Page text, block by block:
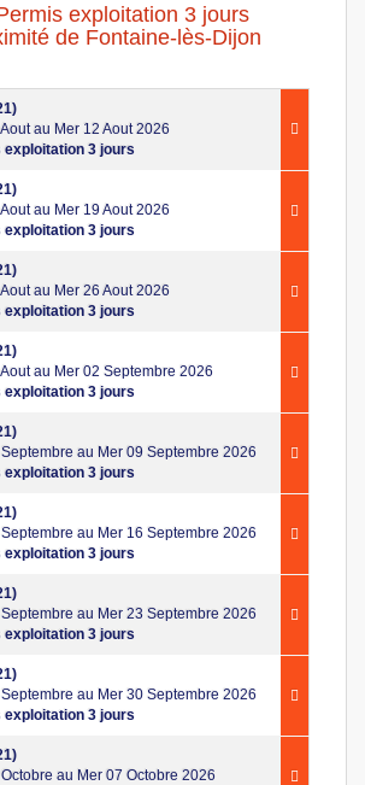
exploitation 3 jours
de Fontaine-lès-Dijon
au Mer 12 Aout 2026
exploitation 3 jours
au Mer 19 Aout 2026
exploitation 3 jours
au Mer 26 Aout 2026
exploitation 3 jours
au Mer 02 Septembre 2026
exploitation 3 jours
au Mer 09 Septembre 2026
exploitation 3 jours
au Mer 16 Septembre 2026
exploitation 3 jours
au Mer 23 Septembre 2026
exploitation 3 jours
au Mer 30 Septembre 2026
exploitation 3 jours
au Mer 07 Octobre 2026